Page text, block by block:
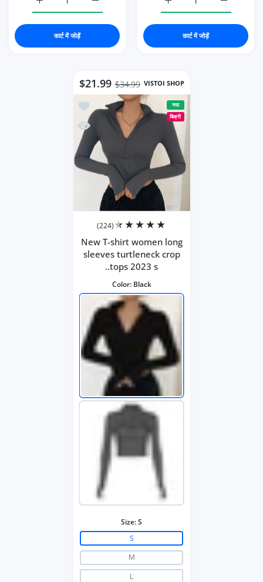
2023 Black / S के लिए मात्रा बढ़ाएँ
shirt bandage backless 2023 Black / S के लिए मात्रा बढ़ाएँ
कार्ट में जोड़ें
बढ़ाएँ
/ S के लिए मात्रा बढ़ाएँ
कार्ट में जोड़ें
VISTOI SHOP
$21.99 $34.99
नया
बिक्री
2023 spring summer
2023 spring summer
(224)
New T-shirt women long
sleeves turtleneck crop
tops 2023 s..
Color: Black
Size:S
S
M
L